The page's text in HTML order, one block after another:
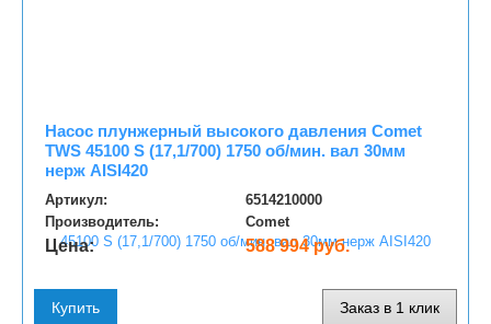
Насос плунжерный высокого давления Comet
TWS 45100 S (17,1/700) 1750 об/мин. вал 30мм
нерж AISI420
Артикул:
6514210000
Производитель:
Comet
Цена: 588 994 руб.
Купить Заказ в 1 клик